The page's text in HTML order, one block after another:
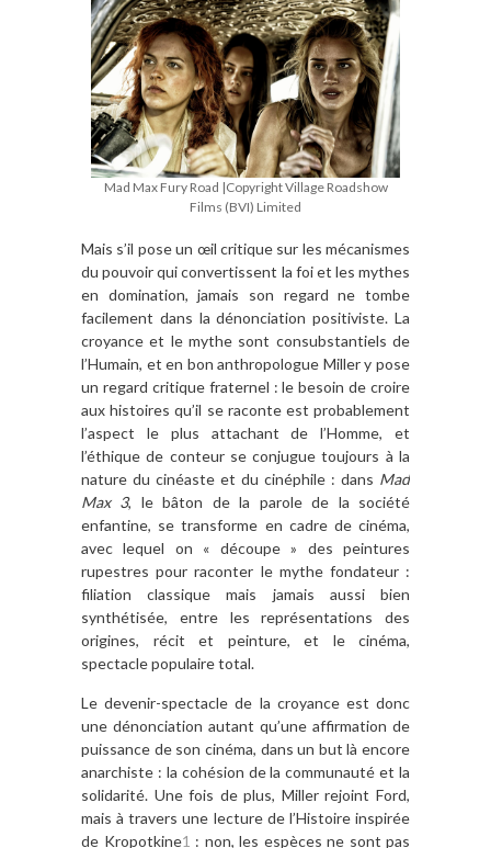
Mad Max Fury Road |Copyright Village Roadshow
Films (BVI) Limited
Mais s’il pose un œil critique sur les mécanismes
du pouvoir qui convertissent la foi et les mythes
en domination, jamais son regard ne tombe
facilement dans la dénonciation positiviste. La
croyance et le mythe sont consubstantiels de
l’Humain, et en bon anthropologue Miller y pose
un regard critique fraternel : le besoin de croire
aux histoires qu’il se raconte est probablement
l’aspect le plus attachant de l’Homme, et
l’éthique de conteur se conjugue toujours à la
nature du cinéaste et du cinéphile : dans Mad
Max 3, le bâton de la parole de la société
enfantine, se transforme en cadre de cinéma,
avec lequel on « découpe » des peintures
rupestres pour raconter le mythe fondateur :
filiation classique mais jamais aussi bien
synthétisée, entre les représentations des
origines, récit et peinture, et le cinéma,
spectacle populaire total.
Le devenir-spectacle de la croyance est donc
une dénonciation autant qu’une affirmation de
puissance de son cinéma, dans un but là encore
anarchiste : la cohésion de la communauté et la
solidarité. Une fois de plus, Miller rejoint Ford,
mais à travers une lecture de l’Histoire inspirée
de Kropotkine1 : non, les espèces ne sont pas